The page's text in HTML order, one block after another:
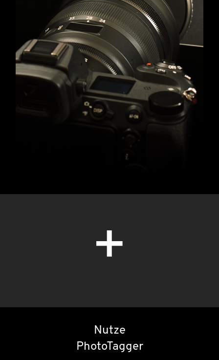
+
Nutze
PhotoTagger